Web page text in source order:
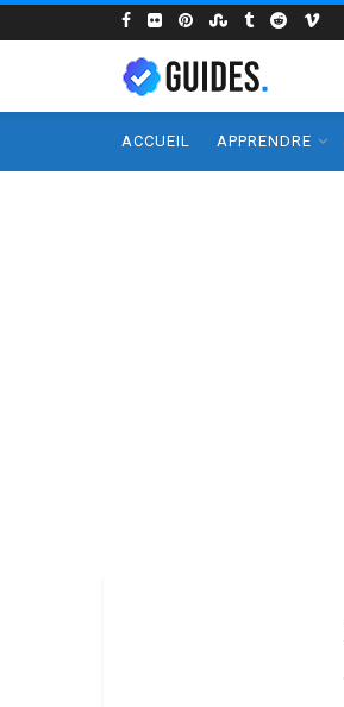
ACCUEIL APPRENDRE